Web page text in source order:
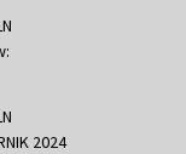
2024